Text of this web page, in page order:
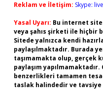
Reklam ve İletişim: Skype:
Yasal Uyarı: Bu internet
veya şahıs şirketi ile hiçbir
Sitede yalnızca kendi
paylaşılmaktadır. Burada
taşımamakta olup, gerçek
paylaşım
benzerlikleri tamamen
taslak halindedir ve